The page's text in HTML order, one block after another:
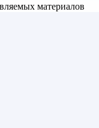
материалов